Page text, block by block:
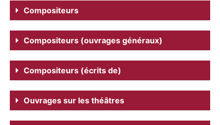
Compositeurs
Compositeurs (ouvrages généraux)
Compositeurs (écrits de)
Ouvrages sur les théâtres